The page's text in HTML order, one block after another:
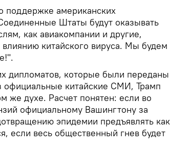
поддержке американских
Штаты будут оказывать
как авиакомпании и другие,
китайского вируса. Мы будем
дипломатов, которые были переданы
китайские СМИ, Трамп
же духе. Расчет понятен: если во
официальному Вашингтону за
эпидемии предъявлять как
если весь общественный гнев будет